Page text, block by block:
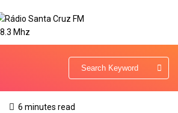
6 minutes read